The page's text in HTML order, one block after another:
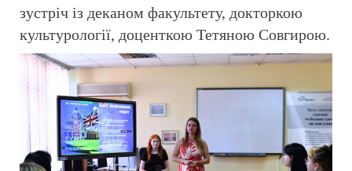
зустріч із деканом факультету, докторкою
культурології, доценткою Тетяною Совгирою.